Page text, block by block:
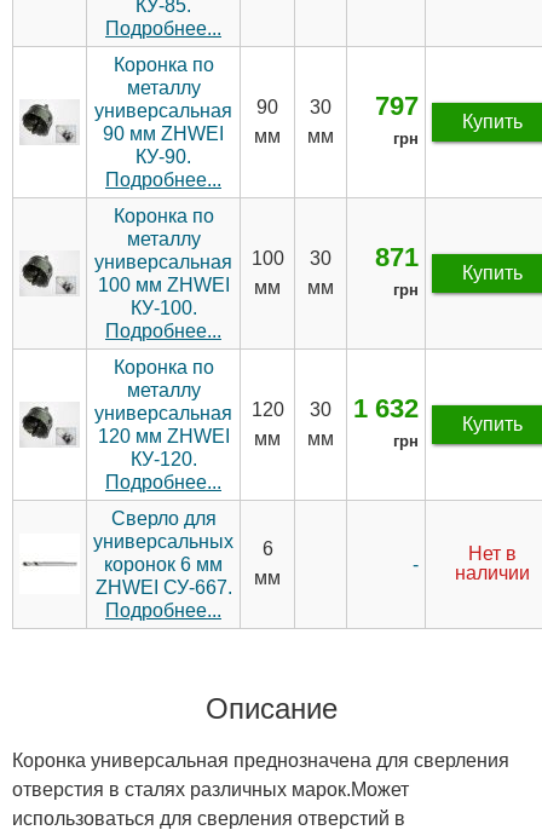
КУ-85.
Подробнее...
Коронка по
металлу
универсальная
90 мм ZHWEI
КУ-90.
Подробнее...
90
мм
30
мм
797
грн
Купить
Коронка по
металлу
универсальная
100 мм ZHWEI
КУ-100.
Подробнее...
100
мм
30
мм
871
грн
Купить
Коронка по
металлу
универсальная
120 мм ZHWEI
КУ-120.
Подробнее...
120
мм
30
мм
1 632
грн
Купить
Сверло для
универсальных
коронок 6 мм
ZHWEI СУ-667.
Подробнее...
6
мм
-
Нет в
наличии
Описание
Коронка универсальная преднозначена для сверления
отверстия в сталях различных марок.Может
использоваться для сверления отверстий в